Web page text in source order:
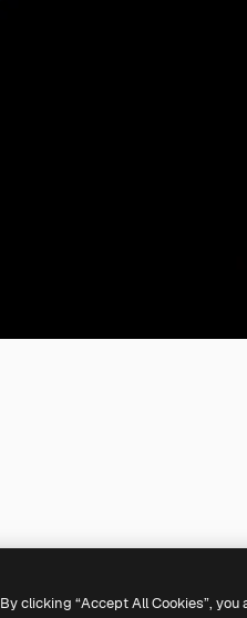
By clicking “Accept All Cookies”,